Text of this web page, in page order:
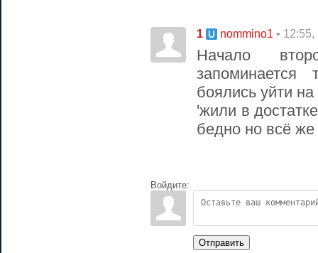
1 nommino1 •
Начало
боялись уйти
'жили в
бедно но всё
Войдите:
Отправить